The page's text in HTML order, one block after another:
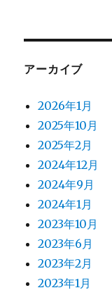
アーカイブ
2026年1月
2025年10月
2025年2月
2024年12月
2024年9月
2024年1月
2023年10月
2023年6月
2023年2月
2023年1月